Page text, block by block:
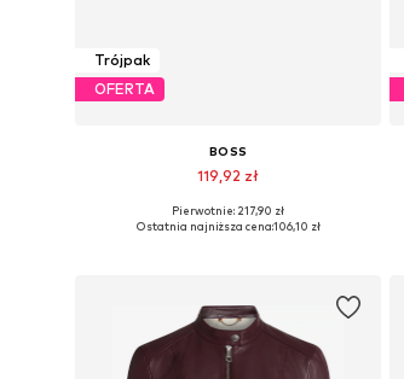
Trójpak
OFERTA
BOSS
119,92 zł
Dostępne rozmiary: XS, S, M, L, XL
Pierwotnie: 217,90 zł
Ostatnia najniższa cena:106,10 zł